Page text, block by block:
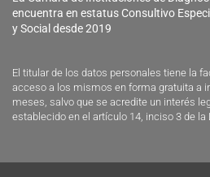
encuentra en estatus Consultivo
y Social desde 2019
El titular de los datos personales tiene la
acceso a los mismos en forma gratuita a
meses, salvo que se acredite un interés
establecido en el artículo 14, inciso 3 de la